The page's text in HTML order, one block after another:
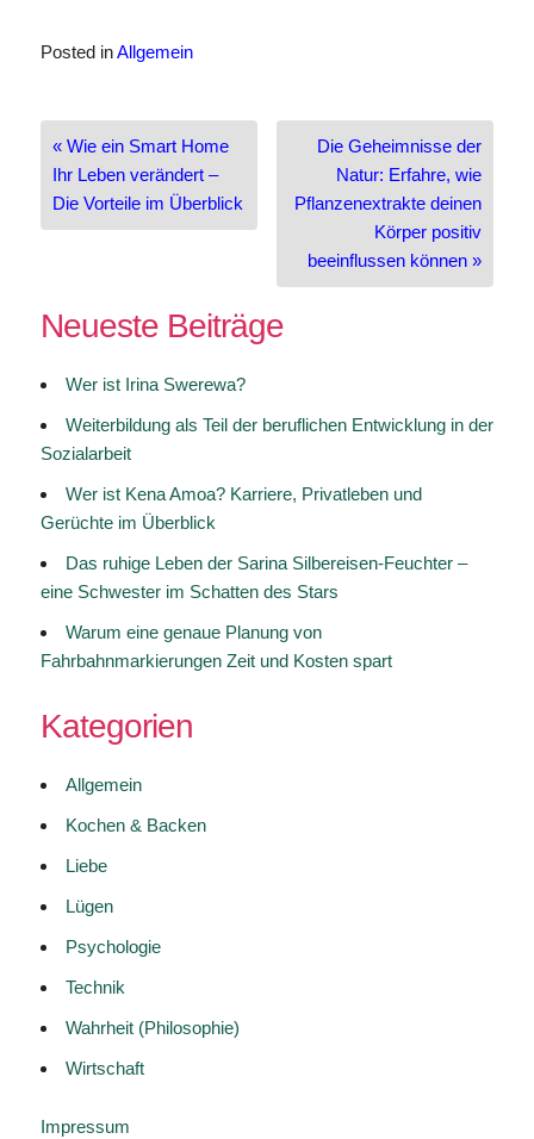
Posted inAllgemein
Beitragsnavigation
« Wie ein Smart Home
Ihr Leben verändert –
Die Vorteile im Überblick
Die Geheimnisse der
Natur: Erfahre, wie
Pflanzenextrakte deinen
Körper positiv
beeinflussen können »
Neueste Beiträge
Wer ist Irina Swerewa?
Weiterbildung als Teil der beruflichen Entwicklung in der
Sozialarbeit
Wer ist Kena Amoa? Karriere, Privatleben und
Gerüchte im Überblick
Das ruhige Leben der Sarina Silbereisen-Feuchter –
eine Schwester im Schatten des Stars
Warum eine genaue Planung von
Fahrbahnmarkierungen Zeit und Kosten spart
Kategorien
Allgemein
Kochen & Backen
Liebe
Lügen
Psychologie
Technik
Wahrheit (Philosophie)
Wirtschaft
Impressum